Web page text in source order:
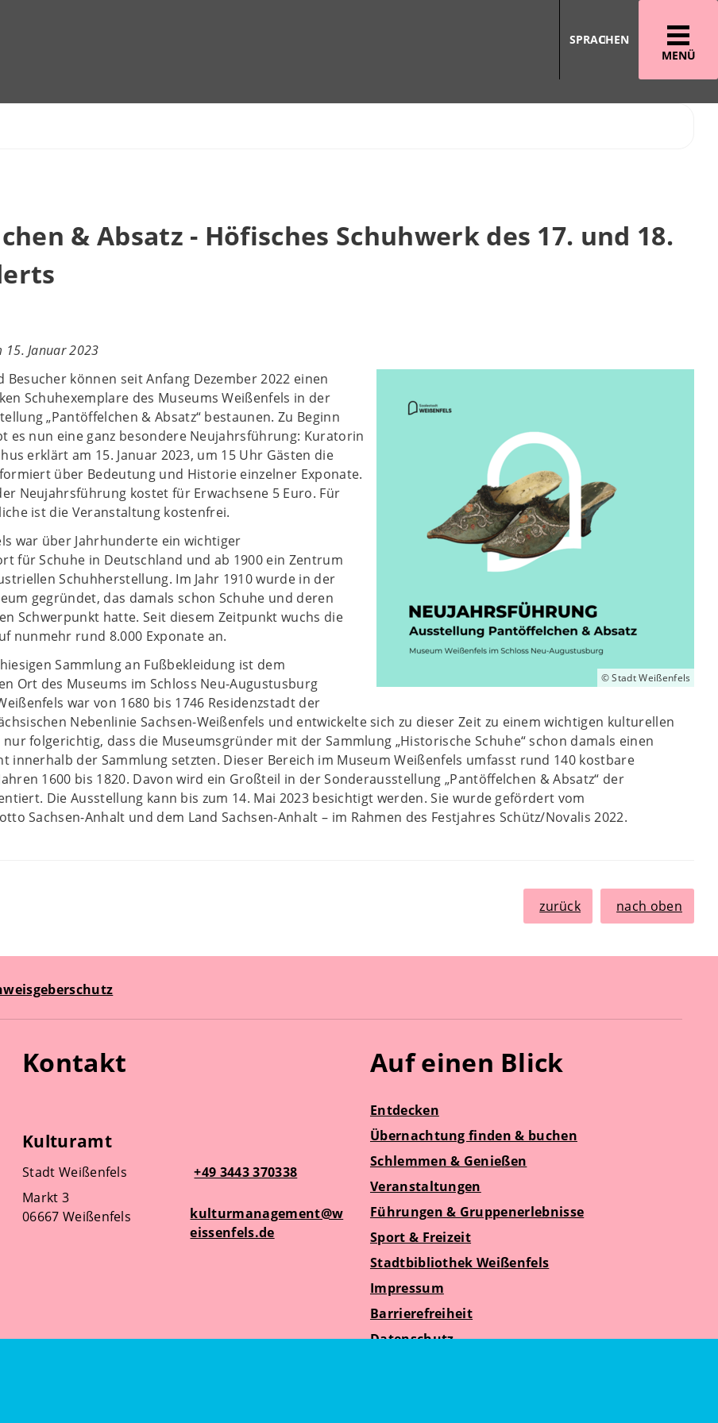
MENÜ
SPRACHEN
& Absatz - Höfisches Schuhwerk des 17. und 18.
Januar 2023
© Stadt Weißenfels
Besucher können seit Anfang Dezember 2022 einen
Schuhexemplare des Museums Weißenfels in der
„Pantöffelchen & Absatz“ bestaunen. Zu Beginn
es nun eine ganz besondere Neujahrsführung: Kuratorin
erklärt am 15. Januar 2023, um 15 Uhr Gästen die
über Bedeutung und Historie einzelner Exponate.
Neujahrsführung kostet für Erwachsene 5 Euro. Für
ist die Veranstaltung kostenfrei.
war über Jahrhunderte ein wichtiger
für Schuhe in Deutschland und ab 1900 ein Zentrum
Schuhherstellung. Im Jahr 1910 wurde in der
gegründet, das damals schon Schuhe und deren
Schwerpunkt hatte. Seit diesem Zeitpunkt wuchs die
nunmehr rund 8.000 Exponate an.
Sammlung an Fußbekleidung ist dem
Ort des Museums im Schloss Neu-Augustusburg
war von 1680 bis 1746 Residenzstadt der
Nebenlinie Sachsen-Weißenfels und entwickelte sich zu dieser Zeit zu einem wichtigen kulturellen
folgerichtig, dass die Museumsgründer mit der Sammlung „Historische Schuhe“ schon damals einen
innerhalb der Sammlung setzten. Dieser Bereich im Museum Weißenfels umfasst rund 140 kostbare
1600 bis 1820. Davon wird ein Großteil in der Sonderausstellung „Pantöffelchen & Absatz“ der
Die Ausstellung kann bis zum 14. Mai 2023 besichtigt werden. Sie wurde gefördert vom
Sachsen-Anhalt und dem Land Sachsen-Anhalt – im Rahmen des Festjahres Schütz/Novalis 2022.
zurück nach oben
Kontakt
Kulturamt
Stadt Weißenfels
Markt 3
06667 Weißenfels
+49 3443 370338
kulturmanagement@w
eissenfels.de
Auf einen Blick
Entdecken
Übernachtung finden & buchen
Schlemmen & Genießen
Veranstaltungen
Führungen & Gruppenerlebnisse
Sport & Freizeit
Stadtbibliothek Weißenfels
Impressum
Barrierefreiheit
Datenschutz